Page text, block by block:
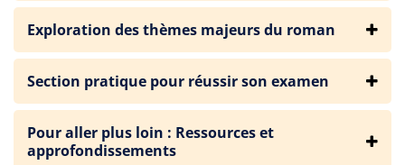
Exploration des thèmes majeurs du roman
Section pratique pour réussir son examen
Pour aller plus loin : Ressources et
approfondissements